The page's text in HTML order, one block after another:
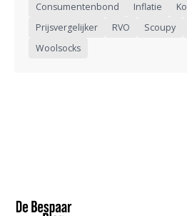
Consumentenbond
Inflatie
Prijsvergelijker
RVO Scoupy
Woolsocks